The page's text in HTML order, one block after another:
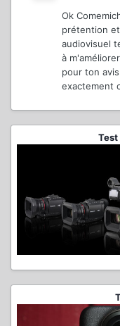
Ok
prétention
audiovisuel
à
pour ton
exactement
Test